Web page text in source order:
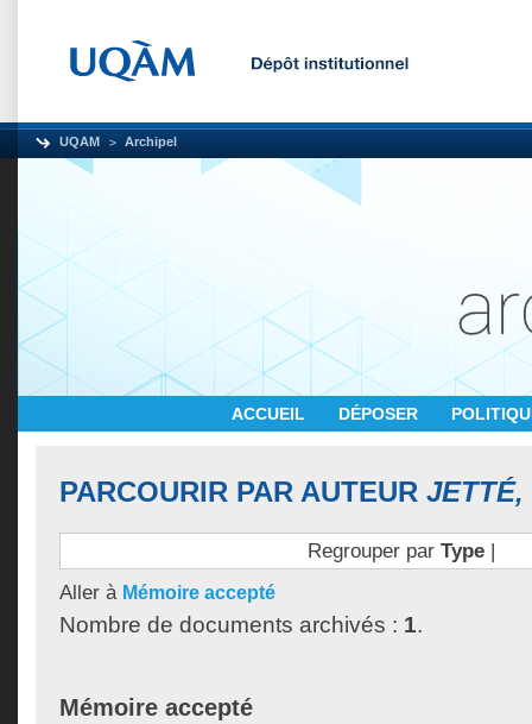
UQAM Archipel
ACCUEIL DÉPOSER
PARCOURIR PAR AUTEUR JETTÉ,
Regrouper par Type|
Aller à Mémoire accepté
Nombre de documents archivés : 1.
Mémoire accepté